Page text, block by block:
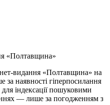
«Полтавщина»
видання «Полтавщина» на
за наявності гіперпосилання
індексації пошуковими
— лише за погодженням з